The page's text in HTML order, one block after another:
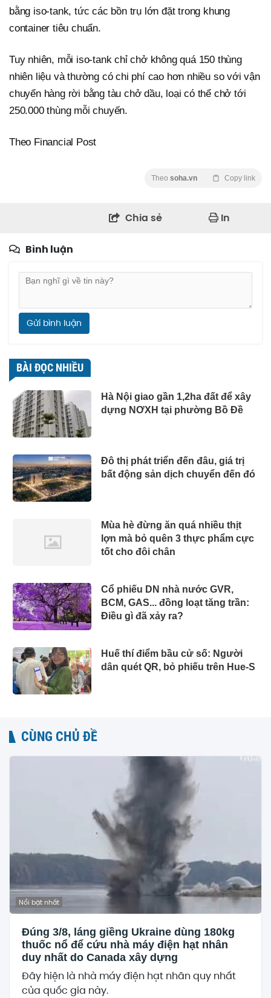
bằng iso-tank, tức các bồn trụ lớn đặt trong khung
container tiêu chuẩn.
Tuy nhiên, mỗi iso-tank chỉ chở không quá 150 thùng
nhiên liệu và thường có chi phí cao hơn nhiều so với vận
chuyển hàng rời bằng tàu chở dầu, loại có thể chở tới
250.000 thùng mỗi chuyến.
Theo Financial Post
Theo soha.vn Copy link
Chia sẻ In
Bình luận
Gửi bình luận
BÀI ĐỌC NHIỀU
Hà Nội giao gần 1,2ha đất để xây
dựng NƠXH tại phường Bồ Đề
Đô thị phát triển đến đâu, giá trị
bất động sản dịch chuyển đến đó
Mùa hè đừng ăn quá nhiều thịt
lợn mà bỏ quên 3 thực phẩm cực
tốt cho đôi chân
Cổ phiếu DN nhà nước GVR,
BCM, GAS... đồng loạt tăng trần:
Điều gì đã xảy ra?
Huế thí điểm bầu cử số: Người
dân quét QR, bỏ phiếu trên Hue-S
CÙNG CHỦ ĐỀ
Nổi bật nhất
Đúng 3/8, láng giềng Ukraine dùng 180kg
thuốc nổ để cứu nhà máy điện hạt nhân
duy nhất do Canada xây dựng
Đây hiện là nhà máy điện hạt nhân quy nhất
của quốc gia này.